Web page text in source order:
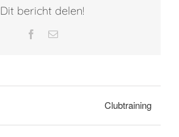
Dit bericht delen!
Facebook
E-
Clubtraining